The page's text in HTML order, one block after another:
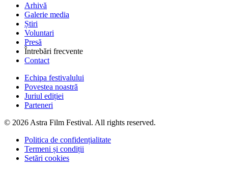
Arhivă
Galerie media
Știri
Voluntari
Presă
Întrebări frecvente
Contact
Echipa festivalului
Povestea noastră
Juriul ediției
Parteneri
© 2026 Astra Film Festival. All rights reserved.
Politica de confidențialitate
Termeni și condiții
Setări cookies